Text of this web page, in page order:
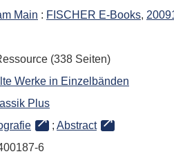
Main : FISCHER E-Books,
(338 Seiten)
Werke in Einzelbänden
Plus
; Abstract
6